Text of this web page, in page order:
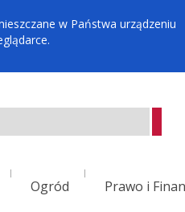
w Państwa urządzeniu
Ogród Prawo i